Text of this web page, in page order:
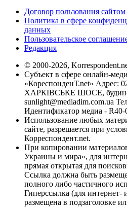
Договор пользования сайтом
Политика в сфере
данных
Пользовательское
Редакция
© 2000-2026,
Субъект в сфере онлайн-
«КореспонденТ.net» Адрес:
ХАРКІВСЬКЕ ШОСЕ,
sunlight@mediadim.com.ua
Идентификатор медиа - R40-
Использование любых
сайте, разрешается при
Корреспондент.net.
При копировании
Украины и мира», для
прямая открытая для
Ссылка должна быть
полного либо частичного
Гиперссылка (для интернет-
размещена в подзаголовке